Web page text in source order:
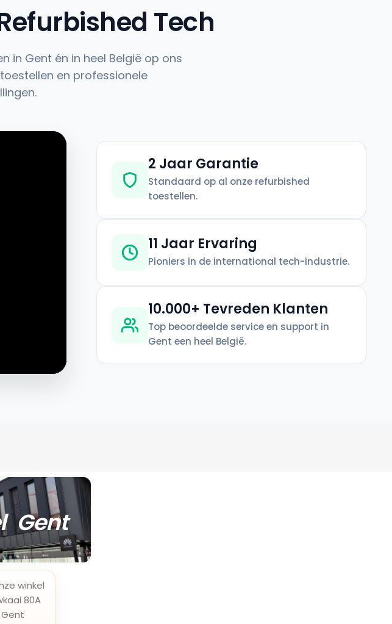
Tech
in Gent én in heel België op ons
en professionele
2 Jaar Garantie
Standaard op al onze refurbished
toestellen.
11 Jaar Ervaring
Pioniers in de international tech-industrie.
10.000+ Tevreden Klanten
Top beoordeelde service en support in
Gent een heel België.
Gent
winkel
80A